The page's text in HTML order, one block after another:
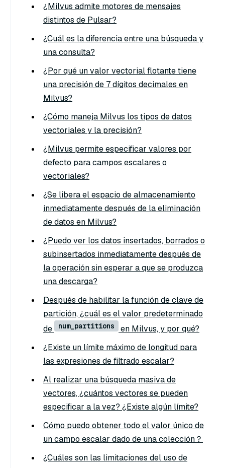
¿Milvus admite motores de mensajes
distintos de Pulsar?
¿Cuál es la diferencia entre una búsqueda y
una consulta?
¿Por qué un valor vectorial flotante tiene
una precisión de 7 dígitos decimales en
Milvus?
¿Cómo maneja Milvus los tipos de datos
vectoriales y la precisión?
¿Milvus permite especificar valores por
defecto para campos escalares o
vectoriales?
¿Se libera el espacio de almacenamiento
inmediatamente después de la eliminación
de datos en Milvus?
¿Puedo ver los datos insertados, borrados o
subinsertados inmediatamente después de
la operación sin esperar a que se produzca
una descarga?
Después de habilitar la función de clave de
partición, ¿cuál es el valor predeterminado
de
num_partitions
en Milvus, y por qué?
¿Existe un límite máximo de longitud para
las expresiones de filtrado escalar?
Al realizar una búsqueda masiva de
vectores, ¿cuántos vectores se pueden
especificar a la vez? ¿Existe algún límite?
Cómo puedo obtener todo el valor único de
un campo escalar dado de una colección？
¿Cuáles son las limitaciones del uso de